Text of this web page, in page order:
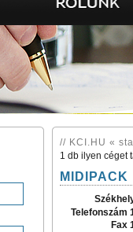
// KCI.HU «
1 db ilyen céget
Telefonszám
Fax